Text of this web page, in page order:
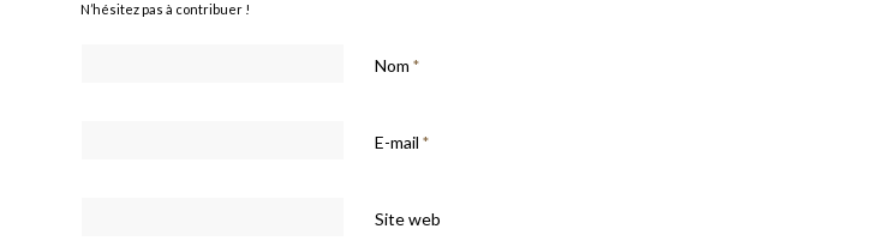
N’hésitez pas à contribuer !
Nom *
E-mail *
Site web